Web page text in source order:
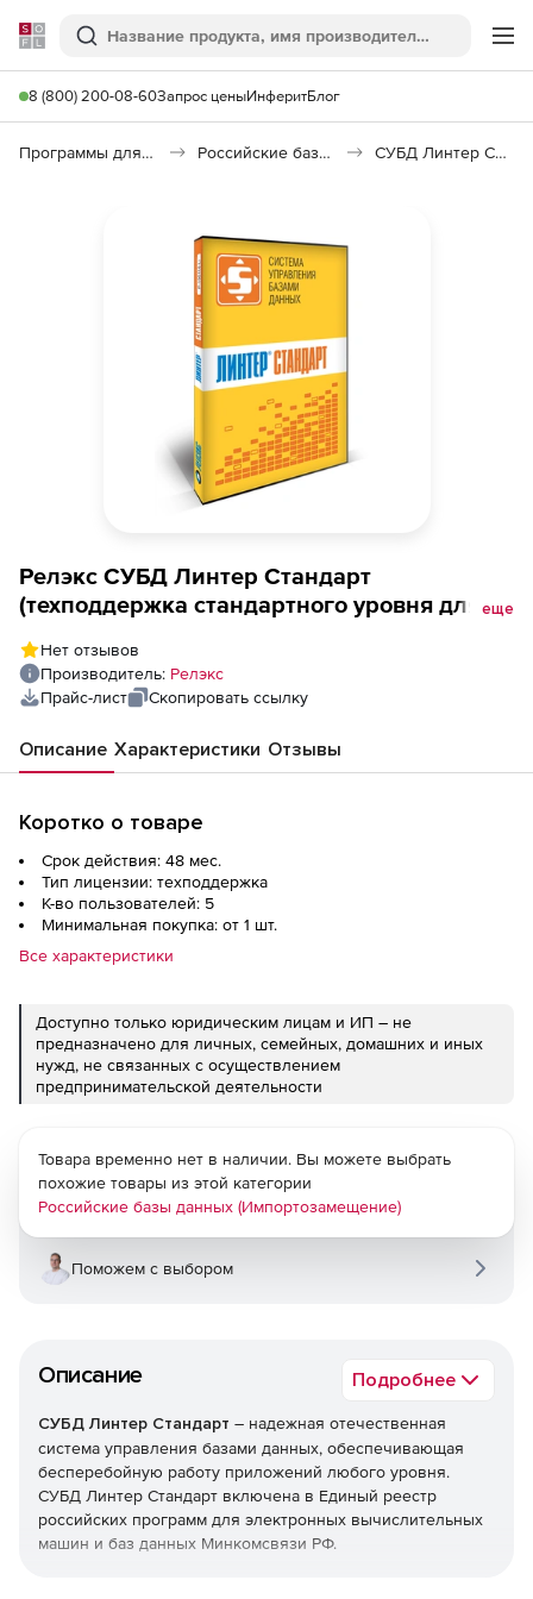
Softline
Поиск
8 (800) 200-08-60Запрос ценыИнферитБлог
Программы для программирования Российские базы данных (Импортозамещение) СУБД Линтер Стандарт
Релэкс СУБД Линтер Стандарт
(техподдержка стандартного уровня для
пользователей
еще
Нет отзывов
Производитель: Релэкс
Прайс-лист
Скопировать ссылку
Описание Характеристики Отзывы
Коротко о товаре
Срок действия: 48 мес.
Тип лицензии: техподдержка
К-во пользователей: 5
Минимальная покупка: от 1 шт.
Все характеристики
Доступно только юридическим лицам и ИП – не
предназначено для личных, семейных, домашних и иных
нужд, не связанных с осуществлением
предпринимательской деятельности
Описание Подробнее
СУБД Линтер Стандарт – надежная отечественная
система управления базами данных, обеспечивающая
бесперебойную работу приложений любого уровня.
СУБД Линтер Стандарт включена в Единый реестр
российских программ для электронных вычислительных
машин и баз данных Минкомсвязи РФ.
Товара временно нет в наличии. Вы можете выбрать
похожие товары из этой категории
Российские базы данных (Импортозамещение)
Поможем с выбором